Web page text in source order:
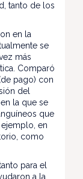
tanto de los
en la
se
más
Comparó
pago) con
del
la que se
que
en
como
para el
a la